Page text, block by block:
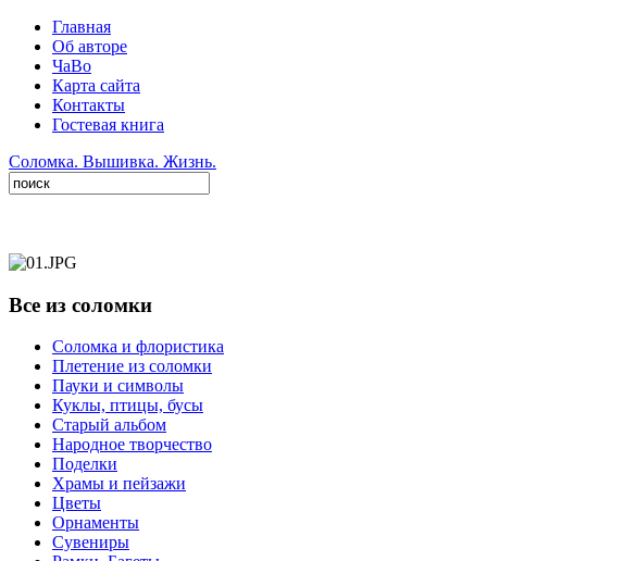
Главная
Об авторе
ЧаВо
Карта сайта
Контакты
Гостевая книга
Соломка. Вышивка. Жизнь.
Все из соломки
Соломка и флористика
Плетение из соломки
Пауки и символы
Куклы, птицы, бусы
Старый альбом
Народное творчество
Поделки
Храмы и пейзажи
Цветы
Орнаменты
Сувениры